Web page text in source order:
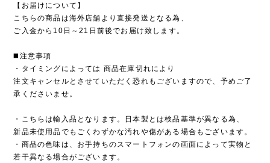
【お届けについて】
こちらの商品は海外店舗より直接発送となる為、
ご入金から10日～21日前後でお届け致します。
◼️注意事項
・タイミングによっては 商品在庫切れにより
注文キャンセルとさせていただく恐れもございますので、予めご了
承くださいませ。
・こちらは輸入品となります。日本製とは検品基準が異なる為、
新品未使用品でもごくわずかな汚れや傷がある場合もございます。
・商品の色味は、お手持ちのスマートフォンの画面によって実物と
若干異なる場合がございます。